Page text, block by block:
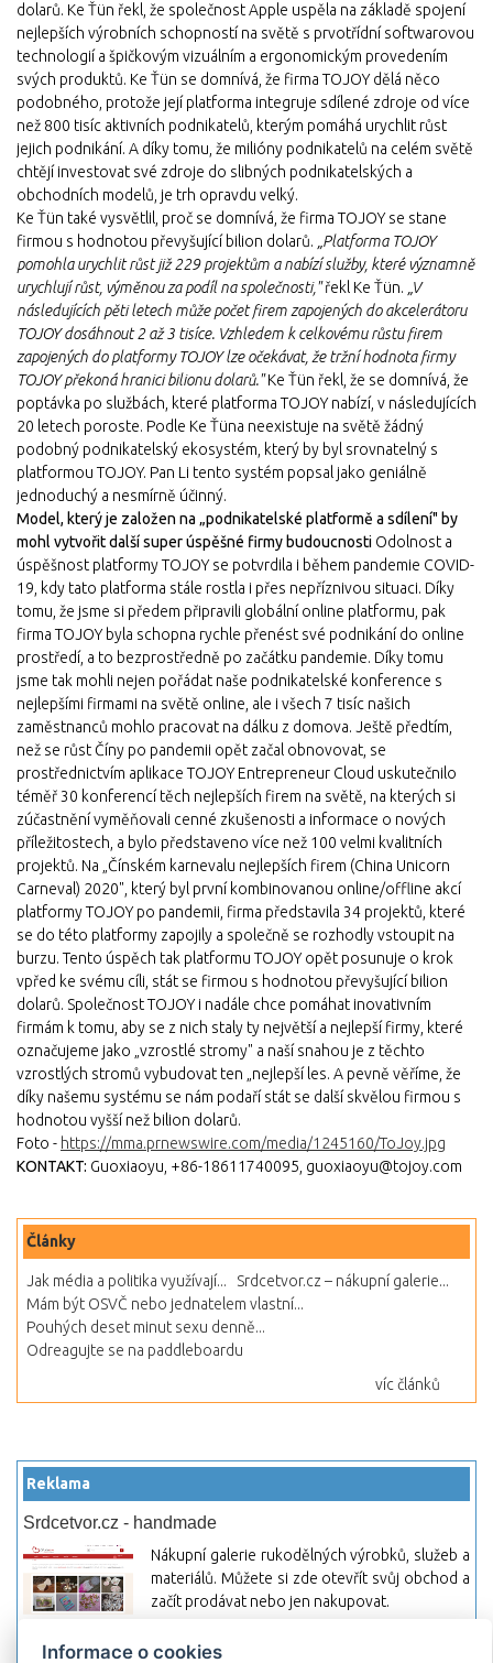
dolarů. Ke Ťün řekl, že společnost Apple uspěla na základě spojení
nejlepších výrobních schopností na světě s prvotřídní softwarovou
technologií a špičkovým vizuálním a ergonomickým provedením
svých produktů. Ke Ťün se domnívá, že firma TOJOY dělá něco
podobného, protože její platforma integruje sdílené zdroje od více
než 800 tisíc aktivních podnikatelů, kterým pomáhá urychlit růst
jejich podnikání. A díky tomu, že milióny podnikatelů na celém světě
chtějí investovat své zdroje do slibných podnikatelských a
obchodních modelů, je trh opravdu velký.
Ke Ťün také vysvětlil, proč se domnívá, že firma TOJOY se stane
firmou s hodnotou převyšující bilion dolarů.
„Platforma TOJOY
pomohla urychlit růst již 229 projektům a nabízí služby, které významně
urychlují růst, výměnou za podíl na společnosti,"řekl Ke Ťün.
„V
následujících pěti letech může počet firem zapojených do akcelerátoru
TOJOY dosáhnout 2 až 3 tisíce. Vzhledem k celkovému růstu firem
zapojených do platformy TOJOY lze očekávat, že tržní hodnota firmy
TOJOY překoná hranici bilionu dolarů."Ke Ťün řekl, že se domnívá, že
poptávka po službách, které platforma TOJOY nabízí, v následujících
20 letech poroste. Podle Ke Ťüna neexistuje na světě žádný
podobný podnikatelský ekosystém, který by byl srovnatelný s
platformou TOJOY. Pan Li tento systém popsal jako geniálně
jednoduchý a nesmírně účinný.
Model, který je založen na „podnikatelské platformě a sdílení" by
mohl vytvořit další super úspěšné firmy budoucnosti Odolnost a
úspěšnost platformy TOJOY se potvrdila i během pandemie COVID-
19, kdy tato platforma stále rostla i přes nepříznivou situaci. Díky
tomu, že jsme si předem připravili globální online platformu, pak
firma TOJOY byla schopna rychle přenést své podnikání do online
prostředí, a to bezprostředně po začátku pandemie. Díky tomu
jsme tak mohli nejen pořádat naše podnikatelské konference s
nejlepšími firmami na světě online, ale i všech 7 tisíc našich
zaměstnanců mohlo pracovat na dálku z domova. Ještě předtím,
než se růst Číny po pandemii opět začal obnovovat, se
prostřednictvím aplikace TOJOY Entrepreneur Cloud uskutečnilo
téměř 30 konferencí těch nejlepších firem na světě, na kterých si
zúčastnění vyměňovali cenné zkušenosti a informace o nových
příležitostech, a bylo představeno více než 100 velmi kvalitních
projektů. Na „Čínském karnevalu nejlepších firem (China Unicorn
Carneval) 2020", který byl první kombinovanou online/offline akcí
platformy TOJOY po pandemii, firma představila 34 projektů, které
se do této platformy zapojily a společně se rozhodly vstoupit na
burzu. Tento úspěch tak platformu TOJOY opět posunuje o krok
vpřed ke svému cíli, stát se firmou s hodnotou převyšující bilion
dolarů. Společnost TOJOY i nadále chce pomáhat inovativním
firmám k tomu, aby se z nich staly ty největší a nejlepší firmy, které
označujeme jako „vzrostlé stromy" a naší snahou je z těchto
vzrostlých stromů vybudovat ten „nejlepší les. A pevně věříme, že
díky našemu systému se nám podaří stát se další skvělou firmou s
hodnotou vyšší než bilion dolarů.
Foto - https://mma.prnewswire.com/media/1245160/ToJoy.jpg
KONTAKT: Guoxiaoyu, +86-18611740095, guoxiaoyu@tojoy.com
Články
Jak média a politika využívají...
Srdcetvor.cz – nákupní galerie...
Mám být OSVČ nebo jednatelem vlastní...
Pouhých deset minut sexu denně...
Odreagujte se na paddleboardu
víc článků
Reklama
Srdcetvor.cz - handmade
Nákupní galerie rukodělných výrobků, služeb a
materiálů. Můžete si zde otevřít svůj obchod a
začít prodávat nebo jen nakupovat.
Hledej-hosting.cz - webhosting, VPS
Informace o cookies